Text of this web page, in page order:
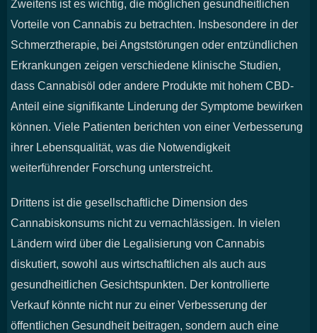
Zweitens ist es wichtig, die möglichen gesundheitlichen
Vorteile von Cannabis zu betrachten. Insbesondere in der
Schmerztherapie, bei Angststörungen oder entzündlichen
Erkrankungen zeigen verschiedene klinische Studien,
dass Cannabisöl oder andere Produkte mit hohem CBD-
Anteil eine signifikante Linderung der Symptome bewirken
können. Viele Patienten berichten von einer Verbesserung
ihrer Lebensqualität, was die Notwendigkeit
weiterführender Forschung unterstreicht.
Drittens ist die gesellschaftliche Dimension des
Cannabiskonsums nicht zu vernachlässigen. In vielen
Ländern wird über die Legalisierung von Cannabis
diskutiert, sowohl aus wirtschaftlichen als auch aus
gesundheitlichen Gesichtspunkten. Der kontrollierte
Verkauf könnte nicht nur zu einer Verbesserung der
öffentlichen Gesundheit beitragen, sondern auch eine